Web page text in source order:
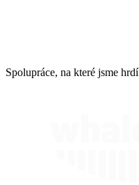
Spolupráce, na které jsme hrdí